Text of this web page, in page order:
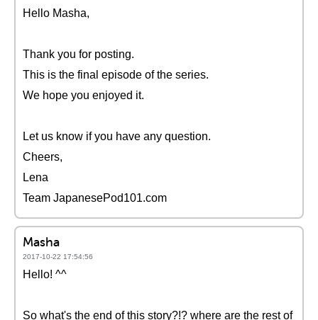
Hello Masha,
Thank you for posting.
This is the final episode of the series.
We hope you enjoyed it.
Let us know if you have any question.
Cheers,
Lena
Team JapanesePod101.com
Masha
2017-10-22 17:54:56
Hello! ^^
So what's the end of this story?!? where are the rest of